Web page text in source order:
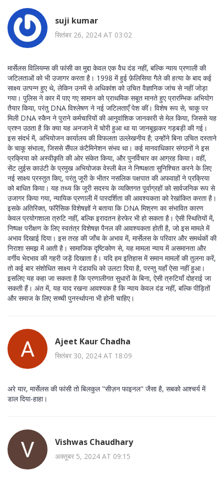
suji kumar
सितंबर 26, 2024 AT 03:02
मार्सेलस विलियम्स की फांसी का मुद्दा केवल एक वैध दंड नहीं, बल्कि न्याय प्रणाली की
जटिलताओं को भी उजागर करता है। 1998 में हुई फ़ेलिसिया गैले की हत्या के बाद कई
साक्ष्य उत्पन्न हुए थे, लेकिन उनमें से अधिकांश को उचित वैज्ञानिक जांच से नहीं जोड़ा
गया। पुलिस ने कार में पाए गए सामान को प्राथमिक सबूत मानते हुए प्रारम्भिक अभियोग
तैयार किया, परंतु DNA विश्लेषण ने नई जटिलताएँ पेश कीं। विशेष रूप से, चाकू पर
मिली DNA स्कैन ने पुराने कर्मचारियों की आनुवांशिक जानकारी से मेल किया, जिससे यह
प्रश्न उठता है कि क्या यह अनजाने में चोरी हुआ था या जानबूझकर गड़बड़ी की गई।
इस संदर्भ में, अभियोजन कार्यालय की विफलता उल्लेखनीय है; उन्होंने बिना उचित दस्ताने
के चाकू संभाला, जिससे सैंपल कंटैमिनेशन संभव था। कई मानवाधिकार संगठनों ने इस
प्रक्रिया को अस्वीकृति की ओर संकेत किया, और पुनर्विचार का आग्रह किया। वहीं,
सेंट लुईस काउंटी के प्रमुख अभियोजक वेस्ली बेल ने निष्पक्षता सुनिश्चित करने के लिए
नई साक्ष्य प्रस्तुत किए, परंतु जूरी के भीतर नसलिक पक्षपात की अफवाहों ने प्रक्रिया
को बाधित किया। यह तथ्य कि जूरी सदस्य के व्यक्तिगत पूर्वाग्रहों को सार्वजनिक रूप से
उजागर किया गया, न्यायिक प्रणाली में पारदर्शिता की आवश्यकता को रेखांकित करता है।
इसके अतिरिक्त, फॉरेंसिक विशेषज्ञों ने बताया कि DNA मिश्रण का संभावित कारण
केवल प्रयोगशाला त्रुटि नहीं, बल्कि इरादतन हेरफेर भी हो सकता है। ऐसी स्थितियों में,
निष्पक्ष परीक्षण के लिए स्वतंत्र विशेषज्ञ पैनल की आवश्यकता होती है, जो इस मामले में
अभाव दिखाई दिया। इस तरह की जाँच के अभाव में, मार्सेलस के परिवार और समर्थकों की
निराशा समझ में आती है। सामाजिक दृष्टिकोण से, यह मामला न्याय में असमानता और
वर्गीय भेदभाव की गहरी जड़ें दिखाता है। यदि हम इतिहास में समान मामलों की तुलना करें,
तो कई बार संशोधित साक्ष्य ने दंडावधि को उलटा दिया है, परन्तु यहाँ ऐसा नहीं हुआ।
इसलिए यह कहा जा सकता है कि प्रणालीगत सुधारों के बिना, ऐसी त्रुटियाँ दोहराई जा
सकती हैं। अंत में, यह याद रखना आवश्यक है कि न्याय केवल दंड नहीं, बल्कि पीड़ितों
और समाज के लिए सच्ची पुनर्स्थापना भी होनी चाहिए।
Ajeet Kaur Chadha
सितंबर 30, 2024 AT 18:09
अरे यार, मार्सेलस की फांसी तो बिलकुल "सीज़न फाइनल" जैसा है, सबको आश्चर्य में
डाल दिया-हाहा।
Vishwas Chaudhary
अक्तूबर 5, 2024 AT 09:15